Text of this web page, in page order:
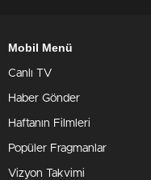
Mobil Menü
Canlı TV
Haber Gönder
Haftanın Filmleri
Popüler Fragmanlar
Vizyon Takvimi